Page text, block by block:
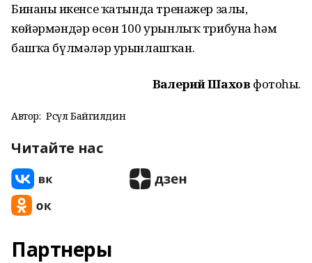
Бинаның икенсе ҡатында тренажер залы,
көйәрмәндәр өсөн 100 урынлыҡ трибуна һәм
башҡа бүлмәләр урынлашҡан.
Валерий Шахов фотоһы.
Автор: Рәсүл Байгилдин
Читайте нас
Партнеры